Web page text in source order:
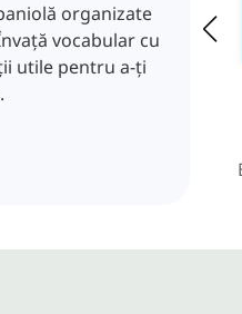
organizate
vocabular cu
utile pentru a-ți